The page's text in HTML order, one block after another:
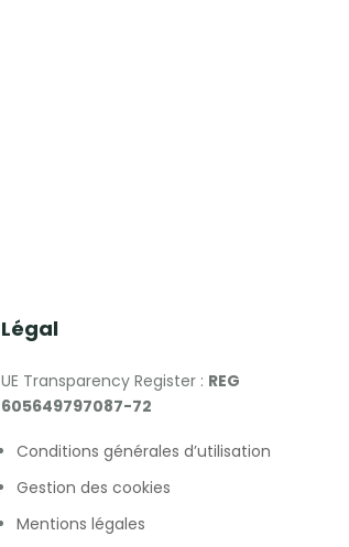
Légal
UE Transparency Register : REG
605649797087-72
Conditions générales d’utilisation
Gestion des cookies
Mentions légales